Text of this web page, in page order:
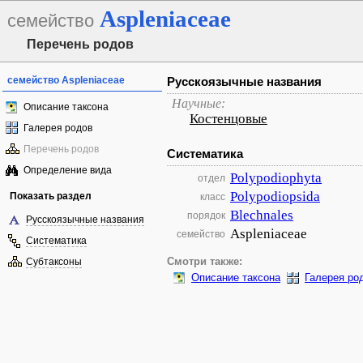
семейство Aspleniaceae
Перечень родов
семейство Aspleniaceae
Описание таксона
Галерея родов
Перечень родов
Определение вида
Показать раздел
Русскоязычные названия
Систематика
Субтаксоны
Русскоязычные названия
Научные:
Костенцовые
Систематика
отдел Polypodiophyta
класс Polypodiopsida
порядок Blechnales
семейство Aspleniaceae
Смотри также:
Описание таксона
Галерея